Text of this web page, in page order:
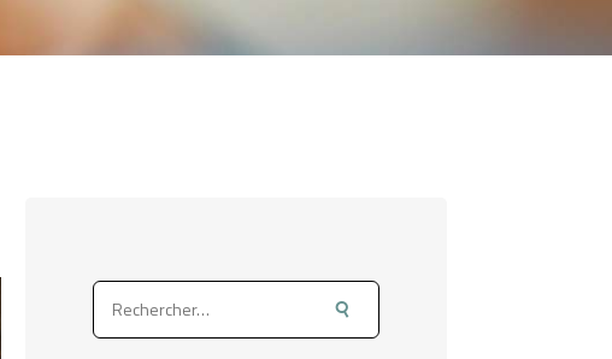
Rechercher :